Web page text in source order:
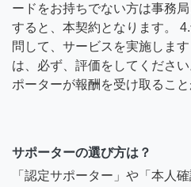
ードをお持ちでない方は事務
すると、本契約となります。
問して、サービスを実施しま
は、必ず、評価をしてくださ
ポーターが報酬を受け取ること
サポーターの選び方は？
「認定サポーター」や「本人